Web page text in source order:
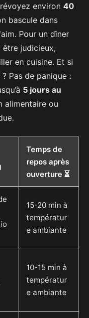
environ 40
bascule dans
Pour un dîner
judicieux,
en cuisine. Et si
Pas de panique :
5 jours au
alimentaire ou
Temps de
repos après
ouverture ⏳
15-20 min à
températur
e ambiante
10-15 min à
températur
e ambiante